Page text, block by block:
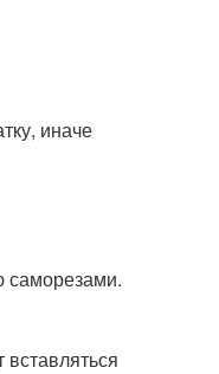
иначе
саморезами.